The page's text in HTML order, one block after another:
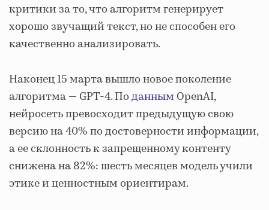
критики за то, что алгоритм генерирует
хорошо звучащий текст, но не способен его
качественно анализировать.
Наконец 15 марта вышло новое поколение
алгоритма — GPT-4. Поданным OpenAI,
нейросеть превосходит предыдущую свою
версию на 40% по достоверности информации,
а ее склонность к запрещенному контенту
снижена на 82%: шесть месяцев модель учили
этике и ценностным ориентирам.